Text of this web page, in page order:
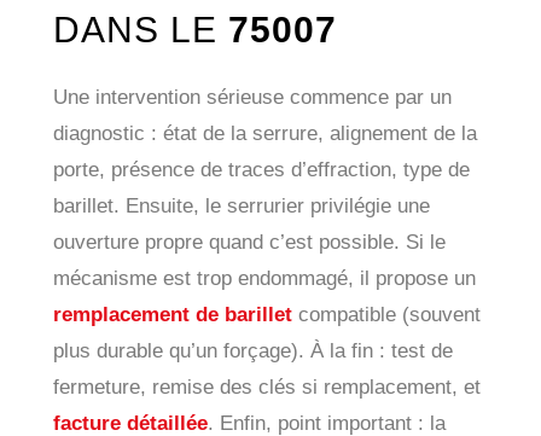
DANS LE 75007
Une intervention sérieuse commence par un
diagnostic : état de la serrure, alignement de la
porte, présence de traces d’effraction, type de
barillet. Ensuite, le serrurier privilégie une
ouverture propre quand c’est possible. Si le
mécanisme est trop endommagé, il propose un
remplacement de barilletcompatible (souvent
plus durable qu’un forçage). À la fin : test de
fermeture, remise des clés si remplacement, et
facture détaillée. Enfin, point important : la